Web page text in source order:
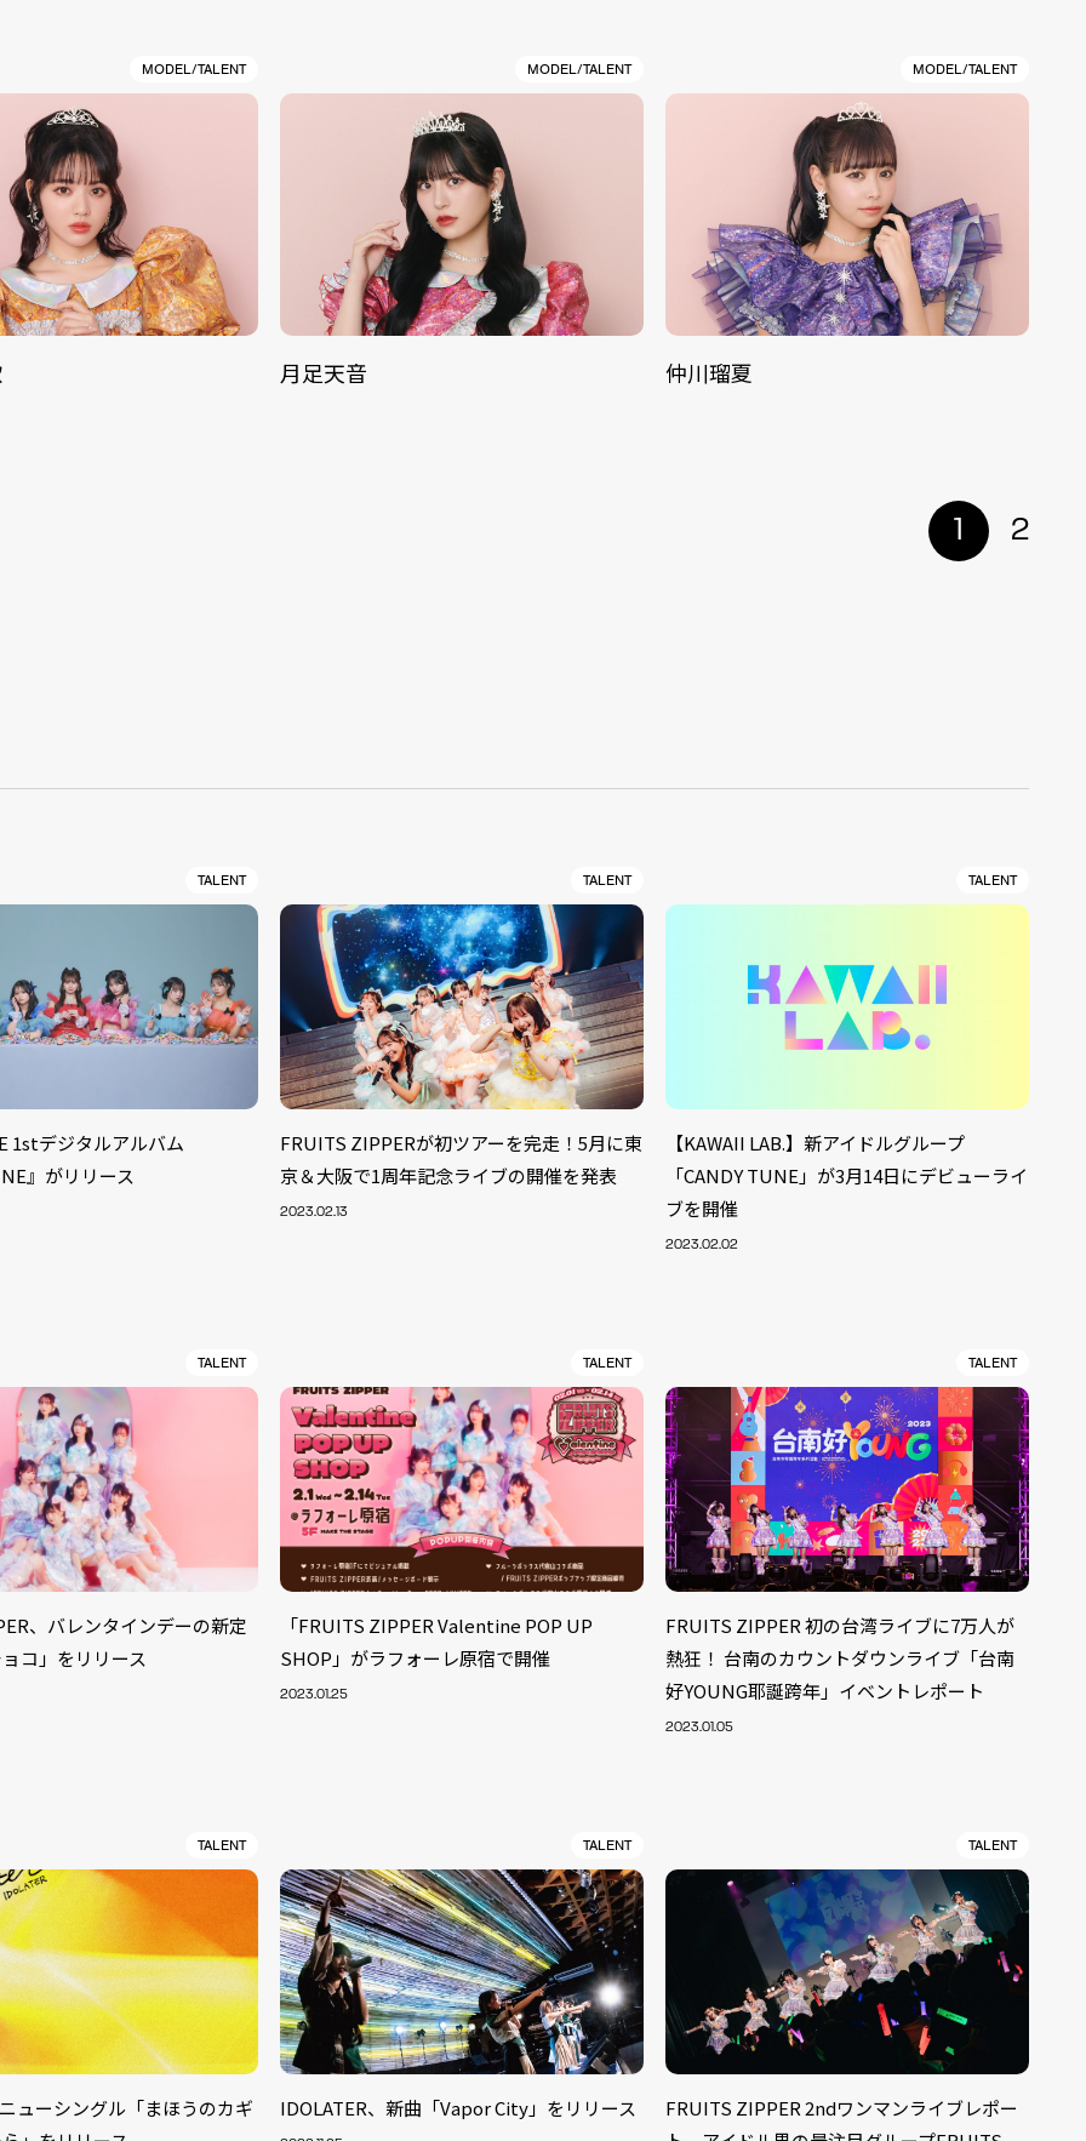
MODEL/TALENT MODEL/TALENT
月足天音
MODEL/TALENT
仲川瑠夏
1 2
TALENT
1stデジタルアルバム
』がリリース
TALENT
FRUITS ZIPPERが初ツアーを完走！5月に東
京＆大阪で1周年記念ライブの開催を発表
2023.02.13
TALENT
【KAWAII LAB.】新アイドルグループ
「CANDY TUNE」が3月14日にデビューライ
ブを開催
2023.02.02
TALENT
、バレンタインデーの新定
コ」をリリース
TALENT
「FRUITS ZIPPER Valentine POP UP
SHOP」がラフォーレ原宿で開催
2023.01.25
TALENT
FRUITS ZIPPER 初の台湾ライブに7万人が
熱狂！ 台南のカウントダウンライブ「台南
好YOUNG耶誕跨年」イベントレポート
2023.01.05
TALENT
ューシングル「まほうのカギ
TALENT
IDOLATER、新曲「Vapor City」をリリース
TALENT
FRUITS ZIPPER 2ndワンマンライブレポー
ARTIST40 MODEL/TALENT33
29